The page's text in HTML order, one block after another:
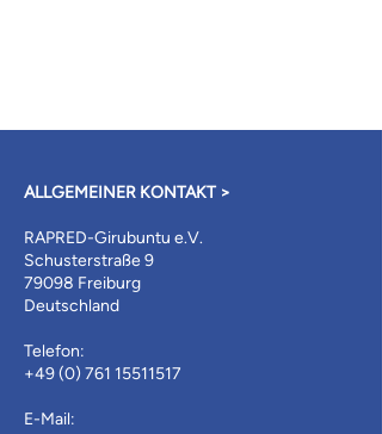
ALLGEMEINER KONTAKT >
RAPRED-Girubuntu e.V.
Schusterstraße 9
79098 Freiburg
Deutschland
Telefon:
+49 (0) 761 15511517
E-Mail: